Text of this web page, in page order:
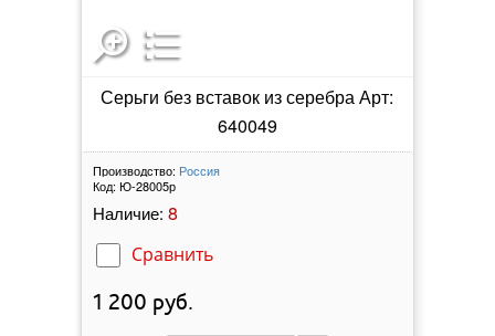
Серьги без вставок из серебра Арт:
640049
Производство: Россия
Код: Ю-28005р
Наличие: 8
Сравнить
1 200 руб.